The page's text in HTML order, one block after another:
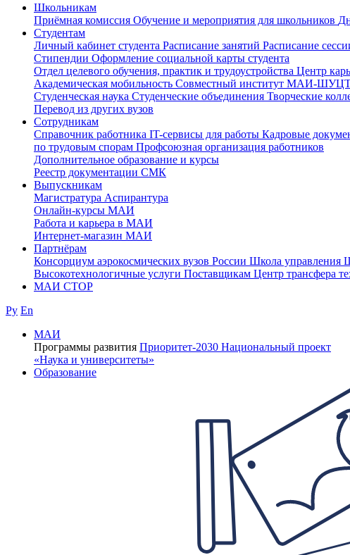
Школьникам
Приёмная комиссия Обучение и мероприятия для школьников
Студентам
Личный кабинет студента Расписание занятий Расписание
Стипендии Оформление социальной карты студента
Отдел целевого обучения, практик и трудоустройства Центр
Академическая мобильность Совместный институт МАИ-
Студенческая наука Студенческие объединения Творческие
Перевод из других вузов
Сотрудникам
Cправочник работника IT-сервисы для работы Кадровые
по трудовым спорам Профсоюзная организация работников
Дополнительное образование и курсы
Реестр документации СМК
Выпускникам
Магистратура Аспирантура
Онлайн-курсы МАИ
Работа и карьера в МАИ
Интернет-магазин МАИ
Партнёрам
Консорциум аэрокосмических вузов России Школа управления
Высокотехнологичные услуги Поставщикам Центр трансфера
МАИ СТОР
Ру En
МАИ
Программы развития Приоритет-2030 Национальный проект
«Наука и университеты»
Образование